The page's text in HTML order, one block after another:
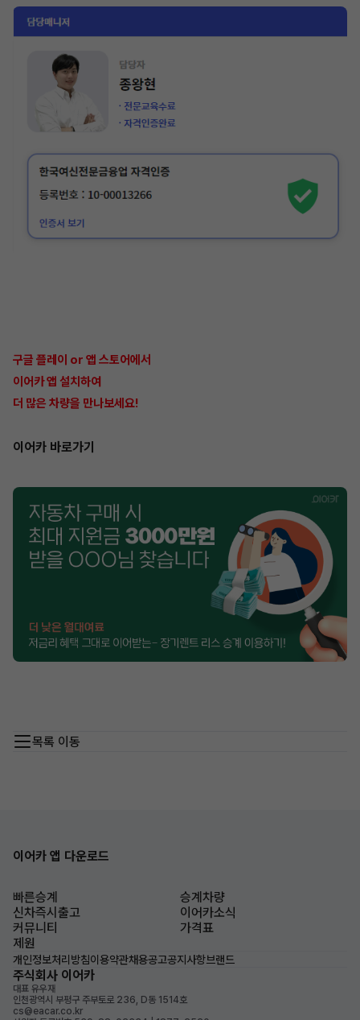
구글 플레이 or 앱 스토어에서
이어카 앱 설치하여
더 많은 차량을 만나보세요!
이어카 바로가기
목록 이동
이어카 앱 다운로드
빠른승계
승계차량
신차즉시출고
이어카소식
커뮤니티
가격표
제원
개인정보처리방침이용약관채용공고공지사항브랜드
주식회사 이어카
대표 유우재
인천광역시 부평구 주부토로 236, D동 1514호
cs@eacar.co.kr